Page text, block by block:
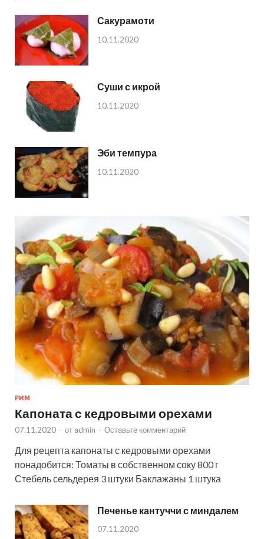
Сакурамоти
10.11.2020
Суши с икрой
10.11.2020
Эби темпура
10.11.2020
РИМ
Капоната с кедровыми орехами
07.11.2020 - от admin - Оставьте комментарий
Для рецепта капонаты с кедровыми орехами
понадобится: Томаты в собственном соку 800 г
Стебель сельдерея 3 штуки Баклажаны 1 штука
Печенье кантуччи с миндалем
07.11.2020